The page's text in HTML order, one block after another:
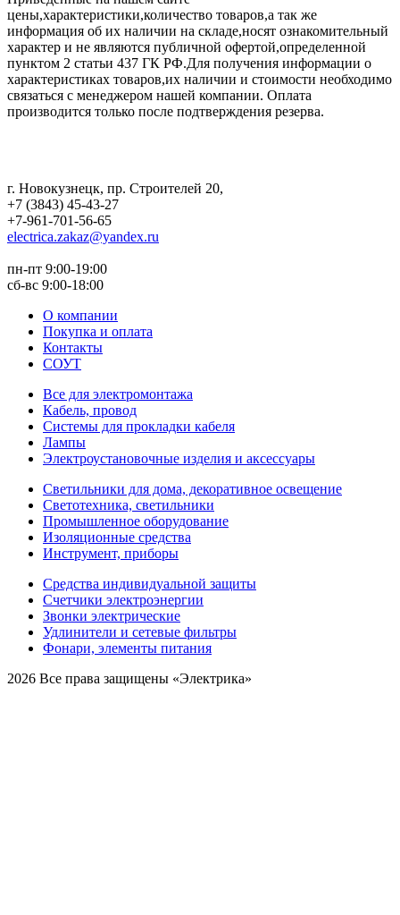
цены,характеристики,количество товаров,а так же
информация об их наличии на складе,носят ознакомительный
характер и не являются публичной офертой,определенной
пунктом 2 статьи 437 ГК РФ.Для получения информации о
характеристиках товаров,их наличии и стоимости необходимо
связаться с менеджером нашей компании. Оплата
производится только после подтверждения резерва.
г. Новокузнецк, пр. Строителей 20,
+7 (3843) 45-43-27
+7-961-701-56-65
electrica.zakaz@yandex.ru
пн-пт 9:00-19:00
сб-вс 9:00-18:00
О компании
Покупка и оплата
Контакты
СОУТ
Все для электромонтажа
Кабель, провод
Системы для прокладки кабеля
Лампы
Электроустановочные изделия и аксессуары
Светильники для дома, декоративное освещение
Светотехника, светильники
Промышленное оборудование
Изоляционные средства
Инструмент, приборы
Средства индивидуальной защиты
Счетчики электроэнергии
Звонки электрические
Удлинители и сетевые фильтры
Фонари, элементы питания
2026 Все права защищены «Электрика»